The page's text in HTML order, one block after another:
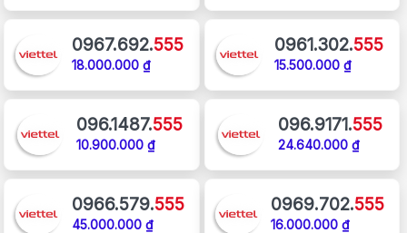
0967.692.555
18.000.000 ₫
0961.302.555
15.500.000 ₫
096.1487.555
10.900.000 ₫
096.9171.555
24.640.000 ₫
0966.579.555
45.000.000 ₫
0969.702.555
16.000.000 ₫